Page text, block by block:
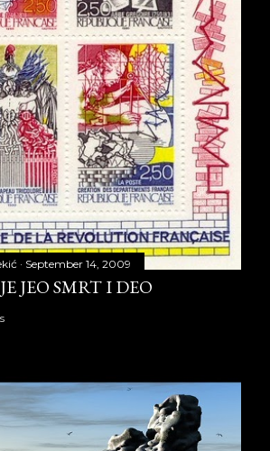
September 14, 2009
JEO SMRT I DEO